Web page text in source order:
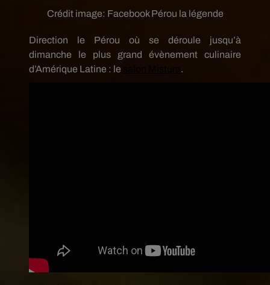
Crédit image: Facebook Pérou la légende
Direction le Pérou où se déroule jusqu’à
dimanche le plus grand évènement culinaire
d’Amérique Latine : le
.